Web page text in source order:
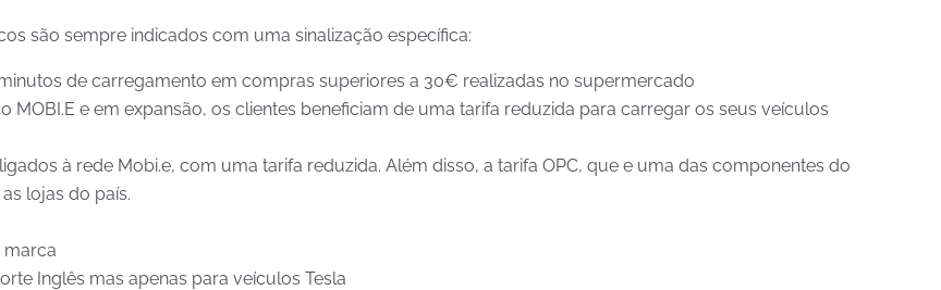
são sempre indicados com uma sinalização específica:
de carregamento em compras superiores a 30€ realizadas no supermercado
MOBI.E e em expansão, os clientes beneficiam de uma tarifa reduzida para carregar os seus veículos
à rede Mobi.e, com uma tarifa reduzida. Além disso, a tarifa OPC, que e uma das componentes do
lojas do país.
marca
Inglês mas apenas para veículos Tesla